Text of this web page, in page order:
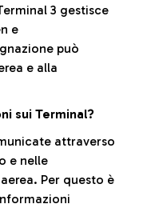
3 gestisce
e
può
e alla
sui Terminal?
attraverso
e nelle
Per questo è